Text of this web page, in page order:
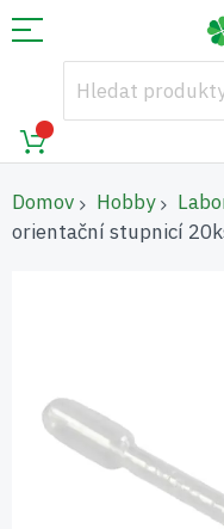
Domov Hobby
orientační stupnicí